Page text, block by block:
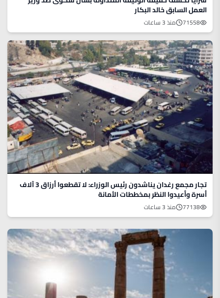
العمل السابق خالد البكار
71558 منذ 3 ساعات
تجار مجمع رغدان يناشدون رئيس الوزراء: لا تقطعوا أرزاق 3 آلاف
أسرة وأعيدوا النظر بمخططات الأمانة
77138 منذ 3 ساعات